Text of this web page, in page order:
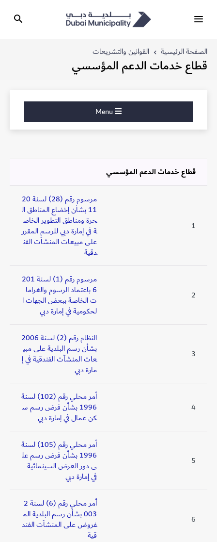
الصفحة الرئيسية القوانين والتشريعات
قطاع خدمات الدعم المؤسسي
قطاع خدمات الدعم المؤسسي
1
مرسوم رقم (28) لسنة 20
11 بشأن إخضاع المناطق ال
حرة ومناطق التطوير الخاص
ة في إمارة دبي للرسم المقرر
على مبيعات المنشآت الفن
دقية
2
مرسوم رقم (1) لسنة 201
6 باعتماد الرسوم والغراما
ت الخاصة ببعض الجهات ا
لحكومية في إمارة دبي
3
النظام رقم (2) لسنة 2006
بشأن رسم البلدية على مبي
عات المنشآت الفندقية في إ
مارة دبي
4
أمر محلي رقم (102) لسنة
1996 بشأن فرض رسم س
كن عمال في إمارة دبي
5
أمر محلي رقم (105) لسنة
1996 بشأن فرض رسم عل
ى دور العرض السينمائية
في إمارة دبي
6
أمر محلي رقم (6) لسنة 2
003 بشأن رسم البلدية الم
فروض على المنشآت الفند
قية